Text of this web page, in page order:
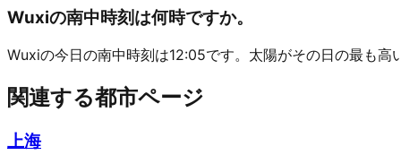
Wuxiの南中時刻は何時ですか。
Wuxiの今日の南中時刻は12:05です。太陽がその日の最も高
関連する都市ページ
上海